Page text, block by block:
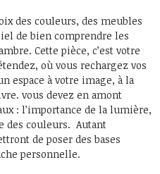
des couleurs, des meubles
de bien comprendre les
Cette pièce, c’est votre
où vous rechargez vos
espace à votre image, à la
vous devez en amont
: l’importance de la lumière,
des couleurs. Autant
de poser des bases
personnelle.